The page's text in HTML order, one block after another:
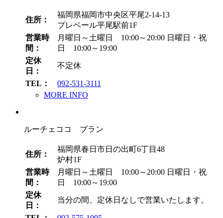
住所：
福岡県福岡市中央区平尾2-14-13
プレベール平尾駅前1F
営業時
間：
月曜日～土曜日 10:00～20:00 日曜日・祝
日 10:00～19:00
定休
日：
不定休
TEL：
092-531-3111
MORE INFO
ルーチェココ ブラン
住所：
福岡県春日市日の出町6丁目48
炉村1F
営業時
間：
月曜日～土曜日 10:00～20:00 日曜日・祝
日 10:00～19:00
定休
日：
当分の間、定休日なしで営業いたします。